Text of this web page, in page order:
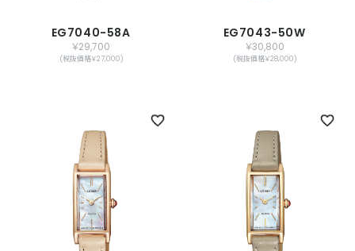
EG7040-58A
￥29,700
(税抜価格￥27,000)
EG7043-50W
￥30,800
(税抜価格￥28,000)